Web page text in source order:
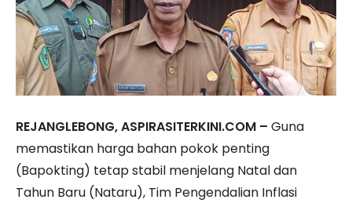
REJANGLEBONG, ASPIRASITERKINI.COM – Guna
memastikan harga bahan pokok penting
(Bapokting) tetap stabil menjelang Natal dan
Tahun Baru (Nataru), Tim Pengendalian Inflasi